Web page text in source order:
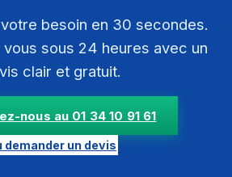
besoin en 30 secondes.
sous 24 heures avec un
clair et gratuit.
nous au 01 34 10 91 61
demander un devis